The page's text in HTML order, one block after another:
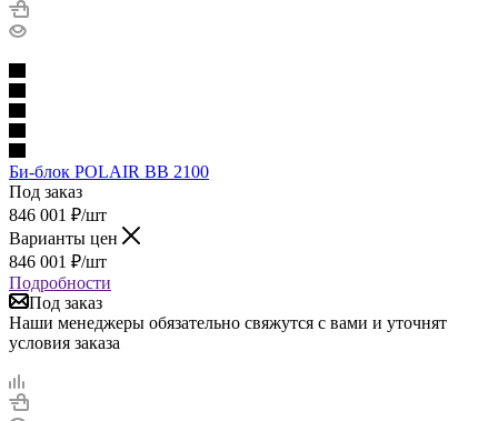
Би-блок POLAIR BB 2100
Под заказ
846 001 ₽/шт
Варианты цен
846 001 ₽/шт
Подробности
Под заказ
Наши менеджеры обязательно свяжутся с вами и уточнят
условия заказа